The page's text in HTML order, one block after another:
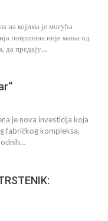
на којима је могућа
површина није мања од
да предају…
je nova investicija koja
fabričkog kompleksa,